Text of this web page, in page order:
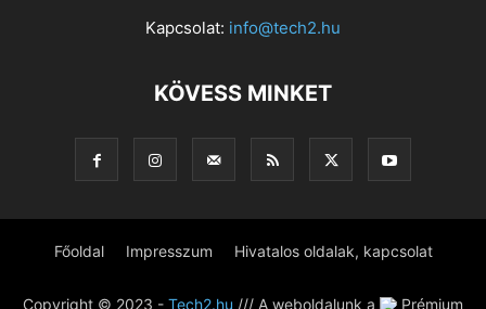
Kapcsolat: info@tech2.hu
KÖVESS MINKET
Főoldal Impresszum Hivatalos oldalak, kapcsolat
Copyright © 2023 - Tech2.hu /// A weboldalunk a Prémium